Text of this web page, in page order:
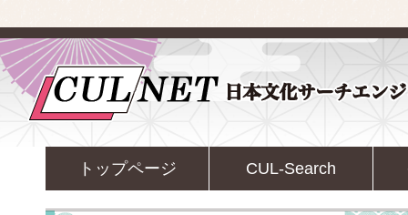
トップページ CUL-Search